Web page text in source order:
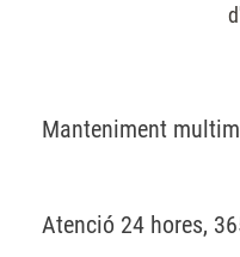
Manteniment
Atenció 24 hores,